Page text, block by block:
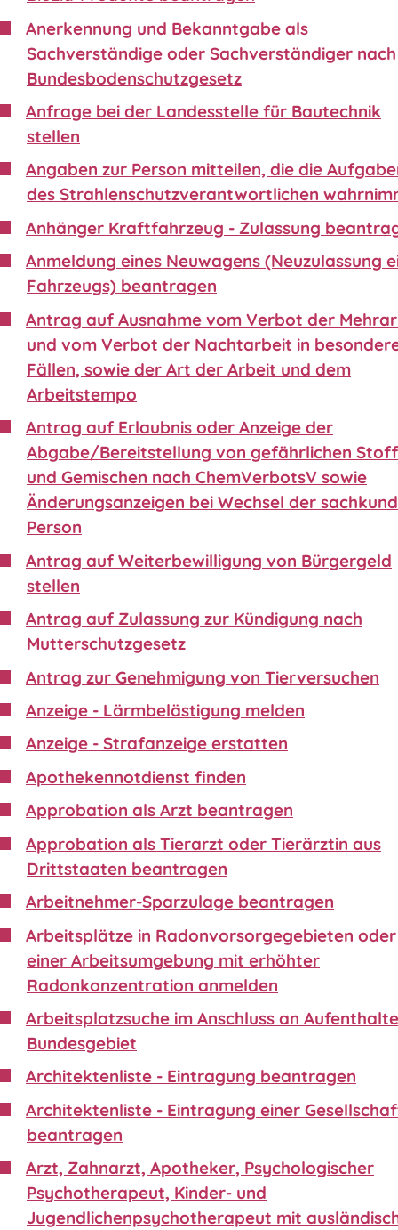
Anerkennung und Bekanntgabe als
Sachverständige oder Sachverständiger nach
Bundesbodenschutzgesetz
Anfrage bei der Landesstelle für Bautechnik
stellen
Angaben zur Person mitteilen, die die
des Strahlenschutzverantwortlichen
Anhänger Kraftfahrzeug - Zulassung
Anmeldung eines Neuwagens (Neuzulassung
Fahrzeugs) beantragen
Antrag auf Ausnahme vom Verbot der
und vom Verbot der Nachtarbeit in
Fällen, sowie der Art der Arbeit und dem
Arbeitstempo
Antrag auf Erlaubnis oder Anzeige der
Abgabe/Bereitstellung von gefährlichen
und Gemischen nach ChemVerbotsV sowie
Änderungsanzeigen bei Wechsel der
Person
Antrag auf Weiterbewilligung von Bürgergeld
stellen
Antrag auf Zulassung zur Kündigung nach
Mutterschutzgesetz
Antrag zur Genehmigung von Tierversuchen
Anzeige - Lärmbelästigung melden
Anzeige - Strafanzeige erstatten
Apothekennotdienst finden
Approbation als Arzt beantragen
Approbation als Tierarzt oder Tierärztin aus
Drittstaaten beantragen
Arbeitnehmer-Sparzulage beantragen
Arbeitsplätze in Radonvorsorgegebieten
einer Arbeitsumgebung mit erhöhter
Radonkonzentration anmelden
Arbeitsplatzsuche im Anschluss an
Bundesgebiet
Architektenliste - Eintragung beantragen
Architektenliste - Eintragung einer
beantragen
Arzt, Zahnarzt, Apotheker, Psychologischer
Psychotherapeut, Kinder- und
Jugendlichenpsychotherapeut mit